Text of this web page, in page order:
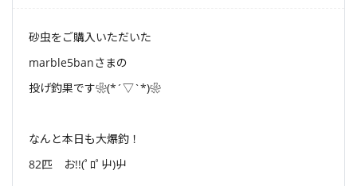
砂虫をご購入いただいた
marble5banさまの
投げ釣果です❀(*´▽`*)❀
なんと本日も大爆釣！
82匹 お!!(ﾟﾛﾟ屮)屮